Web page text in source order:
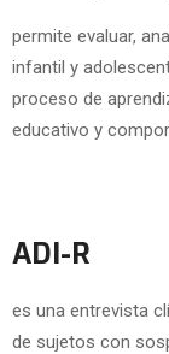
permite evaluar,
infantil y
proceso de
educativo y
ADI-R
es una entrevista
de sujetos con